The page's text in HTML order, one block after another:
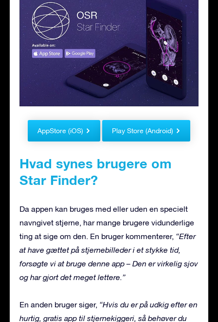
AppStore (iOS) Play Store (Android)
Hvad synes brugere om
Star Finder?
Da appen kan bruges med eller uden en specielt
navngivet stjerne, har mange brugere vidunderlige
ting at sige om den. En bruger kommenterer, “Efter
at have gættet på stjernebilleder i et stykke tid,
forsøgte vi at bruge denne app – Den er virkelig sjov
og har gjort det meget lettere.”
En anden bruger siger, “Hvis du er på udkig efter en
hurtig, gratis app til stjernekiggeri, så behøver du